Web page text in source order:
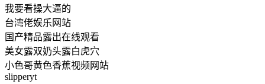
我要看操大逼的
台湾佬娱乐网站
国产精品露出在线观看
美女露双奶头露白虎穴
小色哥黄色香蕉视频网站
slipperyt